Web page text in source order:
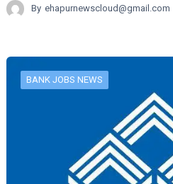
By ehapurnewscloud@gmail.com
BANK JOBS NEWS